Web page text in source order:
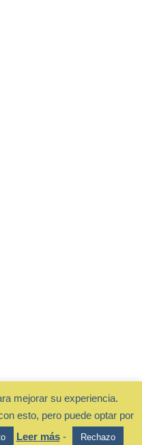
y cookies - Diseño web:
mejorar su experiencia.
esto, pero puede optar por
Leer más- Rechazo